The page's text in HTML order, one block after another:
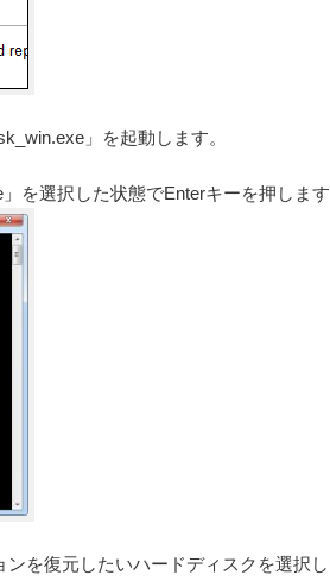
」を起動します。
を選択した状態でEnterキーを押します
を復元したいハードディスクを選択し